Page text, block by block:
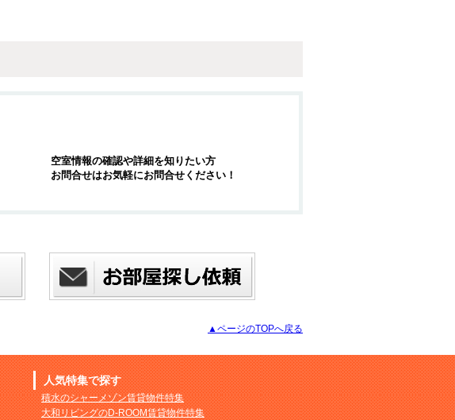
空室情報の確認や詳細を知りたい方
お問合せはお気軽にお問合せください！
▲ページのTOPへ戻る
人気特集で探す
積水のシャーメゾン賃貸物件特集
大和リビングのD-ROOM賃貸物件特集